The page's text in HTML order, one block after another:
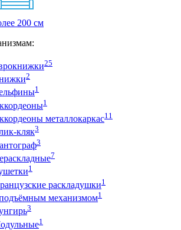
200 см
25
2
1
1
металлокаркас11
кляк3
3
7
1
раскладушки1
механизмом1
3
1